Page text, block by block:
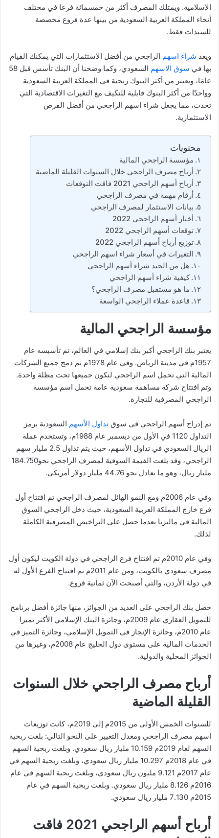
الإسلامية. ويمتلك المصرف أكثر من خمسمائة فرعا في مختلف
أنحاء المملكة العربية السعودية من بينها عدة فروع مخصصة
للسيدات فقط.
ويعد شراء اسهم الراجحي من أفضل الاستثمارات التي يمكنك القيام
بها في سوق الاسهم
السعودي، وكما وضحنا أن البنك تأسس قبل 58
عامًا، ويعتبر من أكثر البنوك ربحية في المملكة العربية السعودية
وواحدًا من أكثر البنوك قابلية للتكيف مع التغيرات الاقتصادية التي
تحدث، مما يجعل شراء اسهم الراجحي من أفضل الفرص
الاستثمارية.
محتويات
مؤسسة الراجحي المالية
أرباح مصرف الراجحي خلال السنوات القليلة الماضية
أرباح أسهم الراجحي 2021 فاقت التوقعات
أرقام مهمة في مصرف الراجحي
بيانات الاستثمار لمصرف الراجحي
أخبار أسهم الراجحي 2022
توقعات أسهم الراجحي 2022
توزيع أرباح أسهم الراجحي 2022
التغيرات في أسعار شراء اسهم الراجحي
هل من الجيد شراء أسهم الراجحي
كيفية شراء أسهم الراجحي
ما هو مستقبل مصرف الراجحي؟
قاعدة عملاء الراجحي الواسعة
مؤسسة الراجحي المالية
يعتبر بنك الراجحي أكبر بنك إسلامي في العالم، تم تأسيسه عام
1957م في مدينة الرياض. وفي عام 1978م تم دمج جميع الشركات
المالية التي تحمل اسم الراجحي لتكون جميعها تحت مظلة واحدة.
وتم افتتاح شركة مساهمة سعودية عامة تحمل اسم مؤسسة
الراجحي المصرفية للتجارة.
تم إدراج أسهم الراجحي في سوق تداول الأسهم السعودية برمز
التداول 1120 في الأول من ديسمبر عام 1988م، وتستخدم عملة
الريال السعودي في تداول الأسهم، حيث يتم تداول 2.5 مليار سهم
الراجحي، وقد بلغت القيمة السوقية لمصرف الراجحي نحو184.750
مليار ريال، وهو ما يعادل نحو 44.76 مليار دولار أمريكي.
وفي عام 2006م ومع النمو الهائل لمصرف الراجحي تم افتتاح أول
فرع خارج المملكة العربية السعودية، حيث دخل الراجحي السوق
المالية في ماليزيا بعدما حصل على التراخيص المصرفية الكاملة
لذلك.
وفي عام 2010م تم افتتاح فرع الراجحي في دولة الكويت ليكون أول
مصرف سعودي بالكويت، ومن عام 2011م تم افتتاح الفرع الأول له
في دولة الأردن، والتي أصبحت الآن ثمانية فروع.
حصل بنك الراجحي على العديد من الجوائز، منها جائزة أفضل برنامج
للتمويل العقاري عام 2009م، وجائزة البنك الإسلامي الأكثر تميزا
عام 2010م، وجائزة الإنجاز في التمويل الإسلامي، وجائزة التميز في
الخدمات المالية على مستوى دول الخليج عام 2008م، وغيرها من
الجوائز المحلية والدولية.
أرباح مصرف الراجحي خلال السنوات
القليلة الماضية
للسنوات الخمس الأولى من 2015م إلى 2019م، كانت توزيعات
اسهم مصرف الراجحي ومعدل التغيير على النحو التالي: بلغت ربحية
السهم لعام 2019م 10.159 مليار ريال سعودي. وبلغت ربحية السهم
في عام 2018م 10.297 مليار ريال سعودي، وبلغت ربحية السهم في
عام 2017م 9.121 مليون ريال سعودي، وبلغت ربحية السهم في عام
2016م 8.126 مليار ريال سعودي. وبلغت ربحية السهم في عام
2015م 7.130 مليار ريال سعودي.
أرباح أسهم الراجحي 2021 فاقت